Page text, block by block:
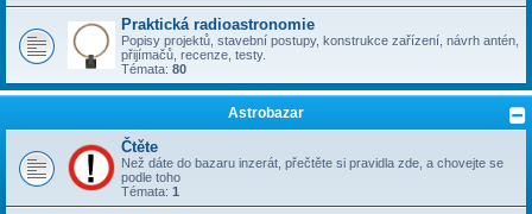
Praktická radioastronomie
Popisy projektů, stavební postupy, konstrukce zařízení, návrh antén,
přijímačů, recenze, testy.
Témata: 80
Astrobazar
Čtěte
Než dáte do bazaru inzerát, přečtěte si pravidla zde, a chovejte se
podle toho
Témata: 1